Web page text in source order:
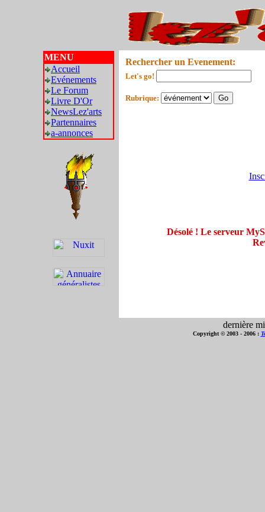
MENU
Accueil
Evénements
Le Forum
Livre D'Or
NewsLez'arts
Partennaires
a-annonces
Rechercher un Evenement:
Let's go!
Rubrique:
Désolé ! Le serveur
dernière
Copyright © 2003 - 2006 :